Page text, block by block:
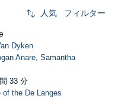
人気 フィルター
Dyken
Anare, Samantha
33 分
of the De Langes